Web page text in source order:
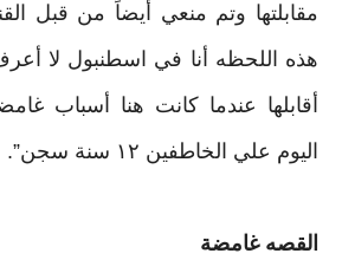
مقابلتها وتم منعي أيضاً من قبل
هذه اللحظه أنا في اسطنبول لا
أقابلها عندما كانت هنا أسباب
اليوم علي الخاطفين ١٢ سنة سجن”.
القصه غامضة